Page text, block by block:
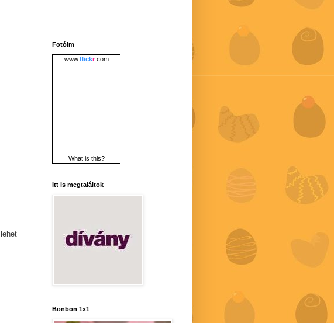
lehet
Fotóim
www.flickr.com
What is this?
Itt is megtaláltok
Bonbon 1x1